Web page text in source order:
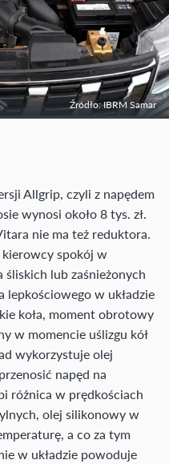
Źródło: IBRM Samar
Allgrip, czyli z napędem
wynosi około 8 tys. zł.
nie ma też reduktora.
spokój w
śliskich lub zaśnieżonych
lepkościowego w układzie
koła, moment obrotowy
w momencie uślizgu kół
wykorzystuje olej
napęd na
różnica w prędkościach
olej silikonowy w
a co za tym
w układzie powoduje